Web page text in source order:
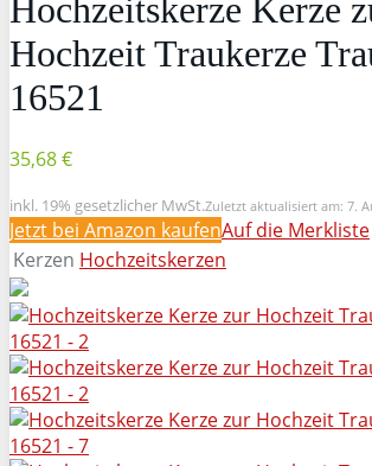
Hochzeitskerze Kerze
Hochzeit Traukerze
16521
35,68 €
inkl. 19% gesetzlicher MwSt.Zuletzt aktualisiert am: 7.
Jetzt bei Amazon kaufenAuf die Merkliste
Kerzen Hochzeitskerzen